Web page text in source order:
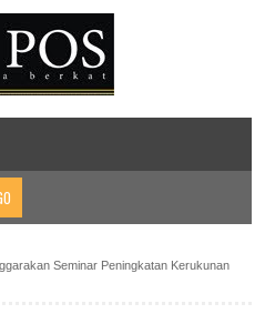
Seminar Peningkatan Kerukunan